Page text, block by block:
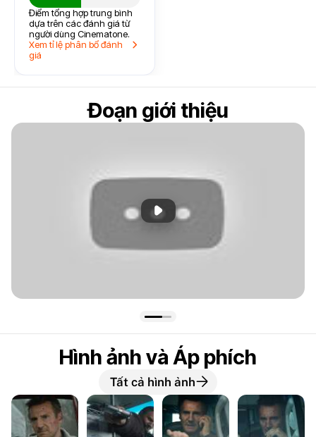
Điểm tổng hợp trung bình
dựa trên các đánh giá từ
người dùng Cinematone.
Xem tỉ lệ phân bổ đánh
giá
Đoạn giới thiệu
Phát đoạn giới thiệu
Hình ảnh và Áp phích
Tất cả hình ảnh